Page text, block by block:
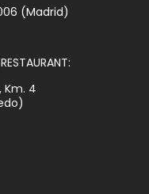
(Madrid)
Km. 4